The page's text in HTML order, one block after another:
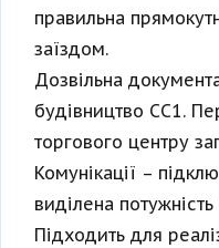
правильна
заїздом.
Дозвільна
будівництво СС1.
торгового центру
Комунікації –
виділена
Підходить для